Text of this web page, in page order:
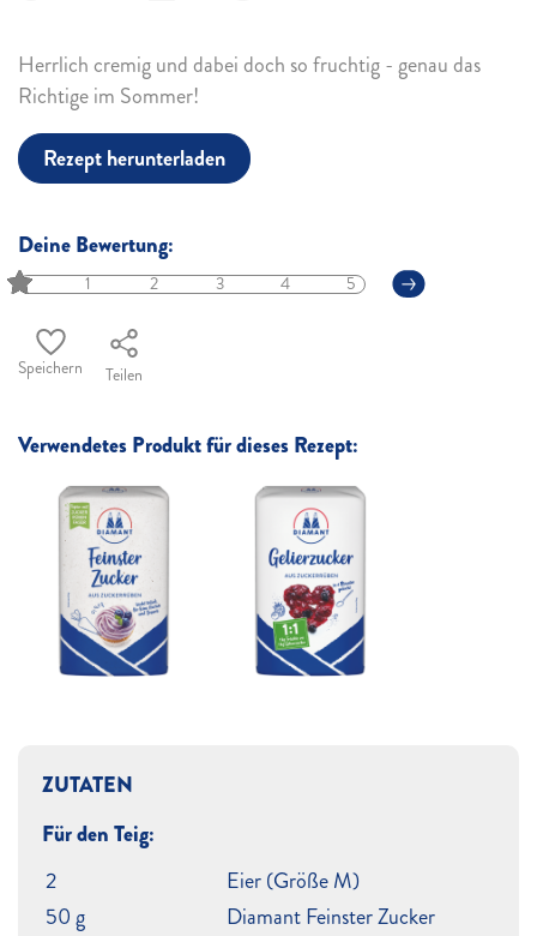
Herrlich cremig und dabei doch so fruchtig - genau das
Richtige im Sommer!
Rezept herunterladen
Deine Bewertung:
1 2 3 4 5
Speichern Teilen
Verwendetes Produkt für dieses Rezept:
ZUTATEN
Für den Teig:
2
Eier (Größe M)
50 g
Diamant Feinster Zucker